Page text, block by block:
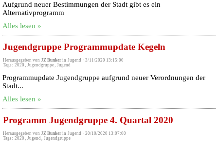
Aufgrund neuer Bestimmungen der Stadt gibt es ein
Alternativprogramm
Alles lesen »
Jugendgruppe Programmupdate Kegeln
Herausgegeben von JZ Bunker in Jugend · 3/11/2020 13:15:00
Tags: 2020 , Jugendgruppe, Jugend
Programmupdate Jugendgruppe aufgrund neuer Verordnungen der
Stadt...
Alles lesen »
Programm Jugendgruppe 4. Quartal 2020
Herausgegeben von JZ Bunker in Jugend · 20/10/2020 13:07:00
Tags: 2020 , Jugend , Jugendgruppe